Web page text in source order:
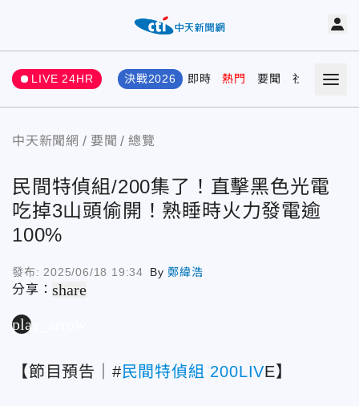
LIVE 24HR 決戰2026 即時 熱門 要聞 社會 娛樂
中天新聞網 要聞 總覽
民間特偵組/200集了！直擊黑色光電
吃掉3山頭偷開！熟睡時火力發電逾
100%
發布: 2025/06/18 19:34 By鄭緯浩
分享：share
play_arrow
【節目預告｜ #民間特偵組 200LIVE】